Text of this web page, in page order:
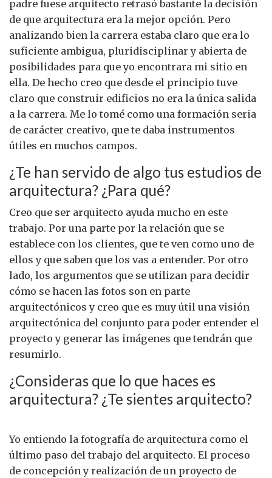
padre fuese arquitecto retrasó bastante la decisión
de que arquitectura era la mejor opción. Pero
analizando bien la carrera estaba claro que era lo
suficiente ambigua, pluridisciplinar y abierta de
posibilidades para que yo encontrara mi sitio en
ella. De hecho creo que desde el principio tuve
claro que construir edificios no era la única salida
a la carrera. Me lo tomé como una formación seria
de carácter creativo, que te daba instrumentos
útiles en muchos campos.
¿Te han servido de algo tus estudios de
arquitectura? ¿Para qué?
Creo que ser arquitecto ayuda mucho en este
trabajo. Por una parte por la relación que se
establece con los clientes, que te ven como uno de
ellos y que saben que los vas a entender. Por otro
lado, los argumentos que se utilizan para decidir
cómo se hacen las fotos son en parte
arquitectónicos y creo que es muy útil una visión
arquitectónica del conjunto para poder entender el
proyecto y generar las imágenes que tendrán que
resumirlo.
¿Consideras que lo que haces es
arquitectura? ¿Te sientes arquitecto?
Yo entiendo la fotografía de arquitectura como el
último paso del trabajo del arquitecto. El proceso
de concepción y realización de un proyecto de